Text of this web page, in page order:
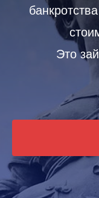
Это